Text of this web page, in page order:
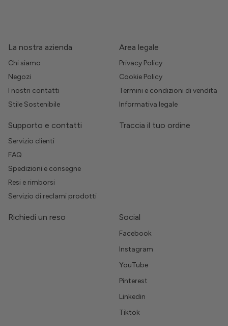
La nostra azienda
Chi siamo
Negozi
I nostri contatti
Stile Sostenibile
Area legale
Privacy Policy
Cookie Policy
Termini e condizioni di vendita
Informativa legale
Supporto e contatti
Servizio clienti
FAQ
Spedizioni e consegne
Resi e rimborsi
Servizio di reclami prodotti
Traccia il tuo ordine
Richiedi un reso Social
Facebook
Instagram
YouTube
Pinterest
Linkedin
Tiktok